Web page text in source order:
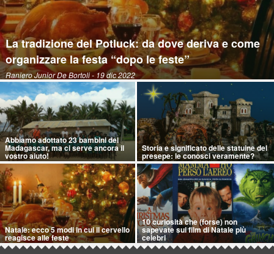
La tradizione del Potluck: da dove deriva e come
organizzare la festa “dopo le feste”
Raniero Junior De Bortoli- 19 dic 2022
Abbiamo adottato 23 bambini del
Madagascar, ma ci serve ancora il
vostro aiuto!
Storia e significato delle statuine del
presepe: le conosci veramente?
Natale: ecco 5 modi in cui il cervello
reagisce alle feste
10 curiosità che (forse) non
sapevate sui film di Natale più
celebri